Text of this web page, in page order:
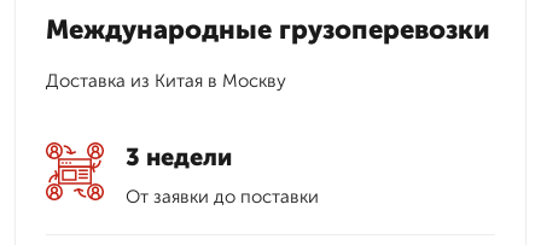
Международные грузоперевозки
Доставка из Китая в Москву
3 недели
От заявки до поставки